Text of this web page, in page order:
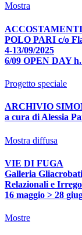
Mostra
POLO PARI c/o
4-13/09/2025
6/09 OPEN DAY h.
Progetto speciale
ARCHIVIO
a cura di Alessia
Mostra diffusa
VIE DI FUGA
Galleria
Relazionali e
16 maggio > 28
Mostre